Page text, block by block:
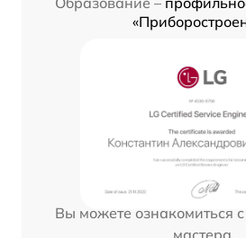
Вы можете ознакомиться